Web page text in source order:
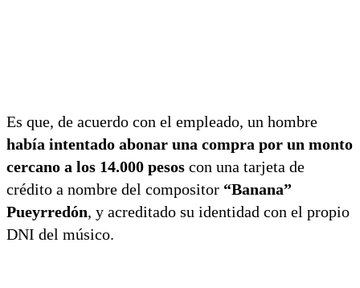
Es que, de acuerdo con el empleado, un hombre
había intentado abonar una compra por un monto
cercano a los 14.000 pesos con una tarjeta de
crédito a nombre del compositor “Banana”
Pueyrredón, y acreditado su identidad con el propio
DNI del músico.